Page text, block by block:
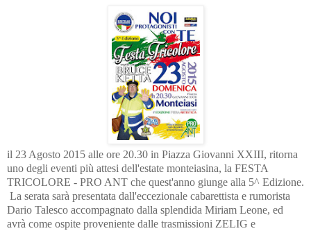
il 23 Agosto 2015 alle ore 20.30 in Piazza Giovanni XXIII, ritorna
uno degli eventi più attesi dell'estate monteiasina, la FESTA
TRICOLORE - PRO ANT che quest'anno giunge alla 5^ Edizione.
La serata sarà presentata dall'eccezionale cabarettista e rumorista
Dario Talesco accompagnato dalla splendida Miriam Leone, ed
avrà come ospite proveniente dalle trasmissioni ZELIG e